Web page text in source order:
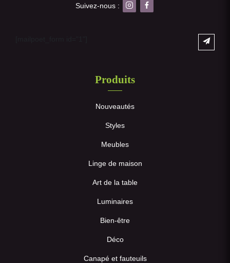
Suivez-nous :
Produits
Nouveautés
Styles
Meubles
Linge de maison
Art de la table
Luminaires
Bien-être
Déco
Canapé et fauteuils